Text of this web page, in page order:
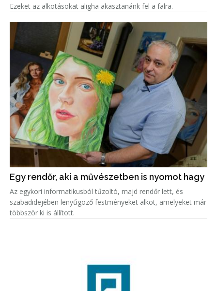
Ezeket az alkotásokat aligha akasztanánk fel a falra.
Egy rendőr, aki a művészetben is nyomot hagy
Az egykori informatikusból tűzoltó, majd rendőr lett, és
szabadidejében lenyűgöző festményeket alkot, amelyeket már
többször ki is állított.